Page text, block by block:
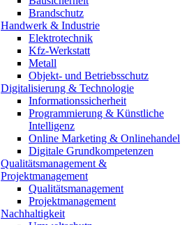
Brandschutz
Handwerk & Industrie
Elektrotechnik
Kfz-Werkstatt
Metall
Objekt- und Betriebsschutz
Digitalisierung & Technologie
Informationssicherheit
Programmierung & Künstliche
Intelligenz
Online Marketing & Onlinehandel
Digitale Grundkompetenzen
Qualitätsmanagement &
Projektmanagement
Qualitätsmanagement
Projektmanagement
Nachhaltigkeit